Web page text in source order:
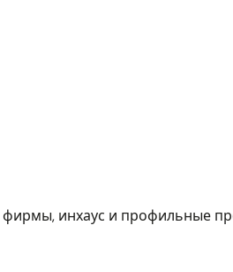
фирмы, инхаус и профильные